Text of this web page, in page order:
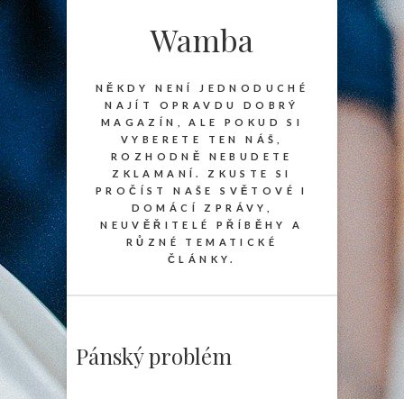
Wamba
NĚKDY NENÍ JEDNODUCHÉ
NAJÍT OPRAVDU DOBRÝ
MAGAZÍN, ALE POKUD SI
VYBERETE TEN NÁŠ,
ROZHODNĚ NEBUDETE
ZKLAMANÍ. ZKUSTE SI
PROČÍST NAŠE SVĚTOVÉ I
DOMÁCÍ ZPRÁVY,
NEUVĚŘITELÉ PŘÍBĚHY A
RŮZNÉ TEMATICKÉ
ČLÁNKY.
Pánský problém